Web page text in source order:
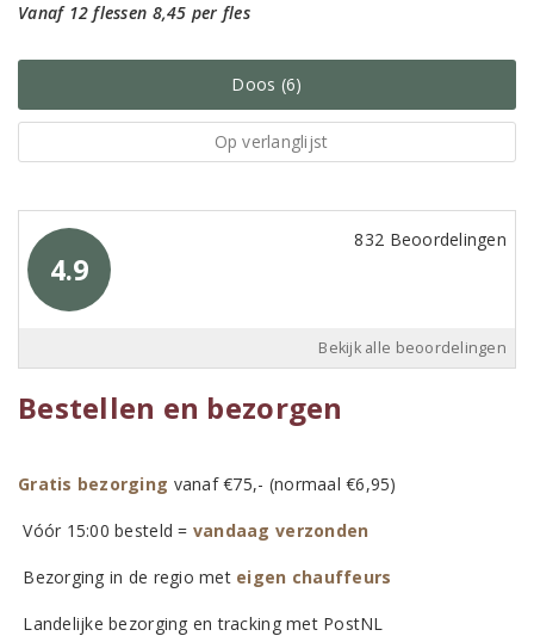
Vanaf 12 flessen 8,45 per fles
Doos (6)
Op verlanglijst
4.9
832 Beoordelingen
Bekijk alle beoordelingen
Bestellen en bezorgen
Gratis bezorging vanaf €75,- (normaal €6,95)
Vóór 15:00 besteld = vandaag verzonden
Bezorging in de regio met eigen chauffeurs
Landelijke bezorging en tracking met PostNL